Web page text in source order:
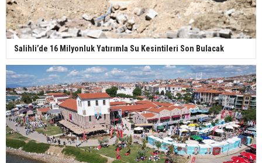
Salihli’de 16 Milyonluk Yatırımla Su Kesintileri Son Bulacak